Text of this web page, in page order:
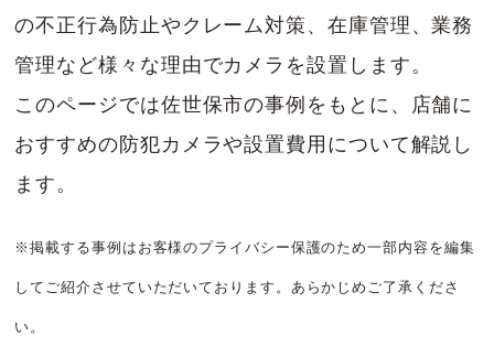
の不正行為防止やクレーム対策、在庫管理、業務
管理など様々な理由でカメラを設置します。
このページでは佐世保市の事例をもとに、店舗に
おすすめの防犯カメラや設置費用について解説し
ます。
※掲載する事例はお客様のプライバシー保護のため一部内容を編集
してご紹介させていただいております。あらかじめご了承くださ
い。